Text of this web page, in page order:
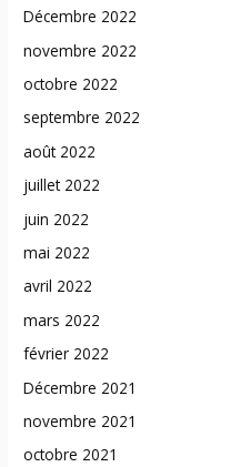
Décembre 2022
novembre 2022
octobre 2022
septembre 2022
août 2022
juillet 2022
juin 2022
mai 2022
avril 2022
mars 2022
février 2022
Décembre 2021
novembre 2021
octobre 2021